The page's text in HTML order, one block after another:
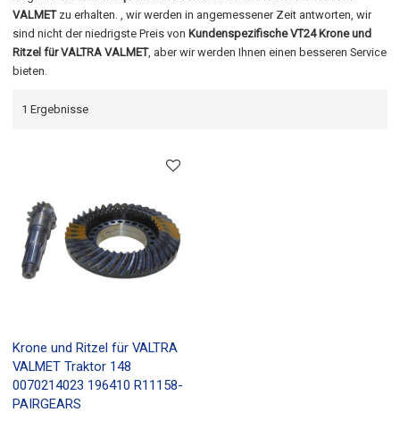
VALMETzu erhalten. , wir werden in angemessener Zeit antworten, wir
sind nicht der niedrigste Preis von Kundenspezifische VT24 Krone und
Ritzel für VALTRA VALMET, aber wir werden Ihnen einen besseren Service
bieten.
1 Ergebnisse
Krone und Ritzel für VALTRA
VALMET Traktor 148
0070214023 196410 R11158-
PAIRGEARS